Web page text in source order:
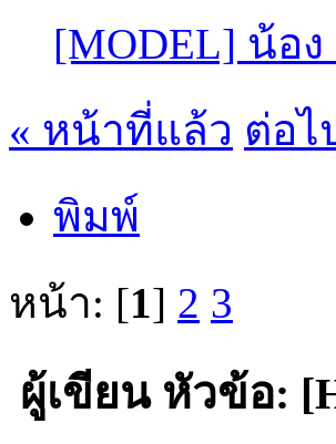
[MODEL] น้อง
« หน้าที่แล้ว ต่อไ
พิมพ์
หน้า: [1] 2 3
ผู้เขียนหัวข้อ: